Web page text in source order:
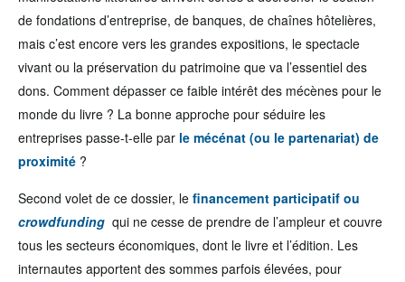
de fondations d’entreprise, de banques, de chaînes hôtelières,
mais c’est encore vers les grandes expositions, le spectacle
vivant ou la préservation du patrimoine que va l’essentiel des
dons. Comment dépasser ce faible intérêt des mécènes pour le
monde du livre ? La bonne approche pour séduire les
entreprises passe-t-elle par le mécénat (ou le partenariat) de
proximité ?
Second volet de ce dossier, le financement participatif ou
crowdfunding qui ne cesse de prendre de l’ampleur et couvre
tous les secteurs économiques, dont le livre et l’édition. Les
internautes apportent des sommes parfois élevées, pour